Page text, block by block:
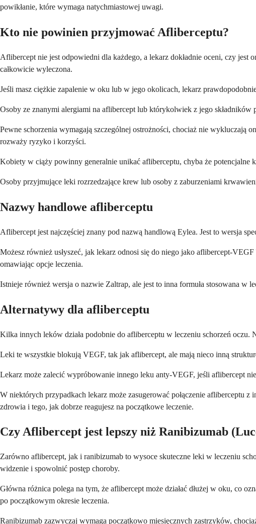
powikłanie, które wymaga natychmiastowej uwagi.
Kto nie powinien przyjmować Afliberceptu?
Aflibercept nie jest odpowiedni dla każdego, a lekarz dokładnie oceni, czy
całkowicie wyleczona.
Jeśli masz ciężkie zapalenie w oku lub w jego okolicach, lekarz
Osoby ze znanymi alergiami na aflibercept lub którykolwiek z jego
Pewne schorzenia wymagają szczególnej ostrożności, chociaż nie wykluczają
rozważy ryzyko i korzyści.
Kobiety w ciąży powinny generalnie unikać afliberceptu, chyba że potencjalne
Osoby przyjmujące leki rozrzedzające krew lub osoby z zaburzeniami
Nazwy handlowe afliberceptu
Aflibercept jest najczęściej znany pod nazwą handlową Eylea. Jest to wersja
Możesz również usłyszeć, jak lekarz odnosi się do niego jako aflibercept-
omawiając opcje leczenia.
Istnieje również wersja o nazwie Zaltrap, ale jest to inna formuła stosowana w
Alternatywy dla afliberceptu
Kilka innych leków działa podobnie do afliberceptu w leczeniu schorzeń
Leki te wszystkie blokują VEGF, tak jak aflibercept, ale mają nieco inną
Lekarz może zalecić wypróbowanie innego leku anty-VEGF, jeśli aflibercept
W niektórych przypadkach lekarz może zasugerować połączenie afliberceptu
zdrowia i tego, jak dobrze reagujesz na początkowe leczenie.
Czy Aflibercept jest lepszy niż Ranibizumab
Zarówno aflibercept, jak i ranibizumab to wysoce skuteczne leki w leczeniu
widzenie i spowolnić postęp choroby.
Główna różnica polega na tym, że aflibercept może działać dłużej w oku, co
po początkowym okresie leczenia.
Ranibizumab zazwyczaj wymaga początkowo miesięcznych zastrzyków,